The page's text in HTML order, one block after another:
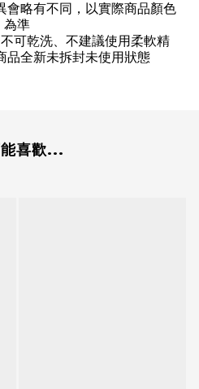
會略有不同，以實際商品顏色
為準
可乾洗、不建議使用柔軟精
品全新未拆封未使用狀態
喜歡...